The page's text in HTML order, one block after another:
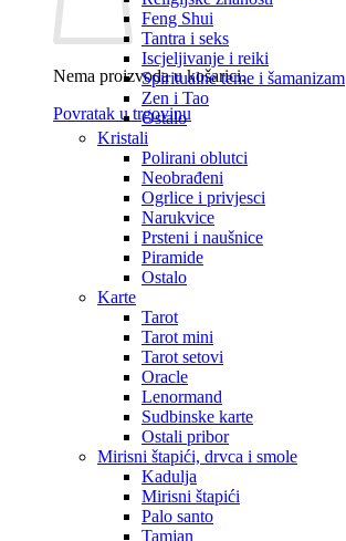
Nema proizvoda u košarici.
Povratak u trgovinu
Feng Shui
Tantra i seks
Iscjeljivanje i reiki
Spiritualne teme i šamanizam
Zen i Tao
Ostalo
Kristali
Polirani oblutci
Neobrađeni
Ogrlice i privjesci
Narukvice
Prsteni i naušnice
Piramide
Ostalo
Karte
Tarot
Tarot mini
Tarot setovi
Oracle
Lenormand
Sudbinske karte
Ostali pribor
Mirisni štapići, drvca i smole
Kadulja
Mirisni štapići
Palo santo
Tamjan